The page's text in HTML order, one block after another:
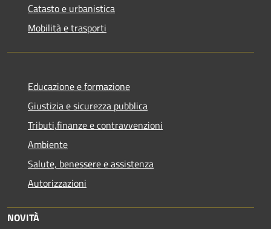
Catasto e urbanistica
Mobilità e trasporti
Educazione e formazione
Giustizia e sicurezza pubblica
Tributi,finanze e contravvenzioni
Ambiente
Salute, benessere e assistenza
Autorizzazioni
NOVITÀ